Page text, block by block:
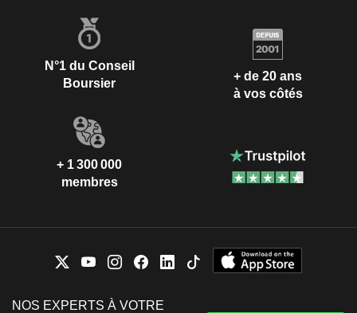
N°1 du Conseil
Boursier
+ de 20 ans
à vos côtés
+ 1 300 000
membres
NOS EXPERTS À VOTRE